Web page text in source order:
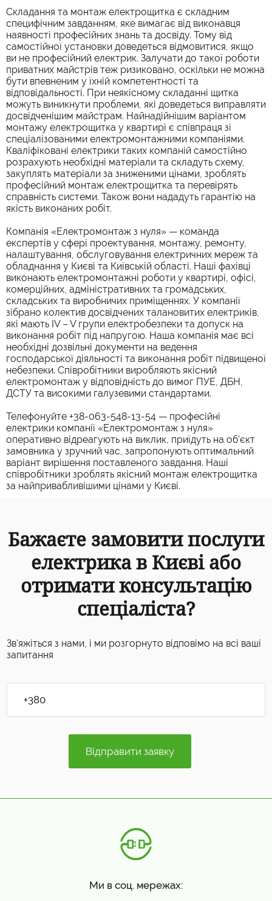
Складання та монтаж електрощитка є складним
специфічним завданням, яке вимагає від виконавця
наявності професійних знань та досвіду. Тому від
самостійної установки доведеться відмовитися, якщо
ви не професійний електрик. Залучати до такої роботи
приватних майстрів теж ризиковано, оскільки не можна
бути впевненим у їхній компетентності та
відповідальності. При неякісному складанні щитка
можуть виникнути проблеми, які доведеться виправляти
досвідченішим майстрам. Найнадійнішим варіантом
монтажу електрощитка у квартирі є співпраця зі
спеціалізованими електромонтажними компаніями.
Кваліфіковані електрики таких компаній самостійно
розрахують необхідні матеріали та складуть схему,
закуплять матеріали за зниженими цінами, зроблять
професійний монтаж електрощитка та перевірять
справність системи. Також вони нададуть гарантію на
якість виконаних робіт.
Компанія «Електромонтаж з нуля» — команда
експертів у сфері проектування, монтажу, ремонту,
налаштування, обслуговування електричних мереж та
обладнання у Києві та Київській області. Наші фахівці
виконають електромонтажні роботи у квартирі, офісі,
комерційних, адміністративних та громадських,
складських та виробничих приміщеннях. У компанії
зібрано колектив досвідчених талановитих електриків,
які мають IV – V групи електробезпеки та допуск на
виконання робіт під напругою. Наша компанія має всі
необхідні дозвільні документи на ведення
господарської діяльності та виконання робіт підвищеної
небезпеки. Співробітники виробляють якісний
електромонтаж у відповідність до вимог ПУЕ, ДБН,
ДСТУ та високими галузевими стандартами.
Телефонуйте +38-063-548-13-54 — професійні
електрики компанії «Електромонтаж з нуля»
оперативно відреагують на виклик, приїдуть на об’єкт
замовника у зручний час, запропонують оптимальний
варіант вирішення поставленого завдання. Наші
співробітники зроблять якісний монтаж електрощитка
за найпривабливішими цінами у Києві.
Бажаєте замовити послуги
електрика в Києві або
отримати консультацію
спеціаліста?
Зв'яжіться з нами, і ми розгорнуто відповімо на всі ваші
запитання
Ми в соц. мережах: